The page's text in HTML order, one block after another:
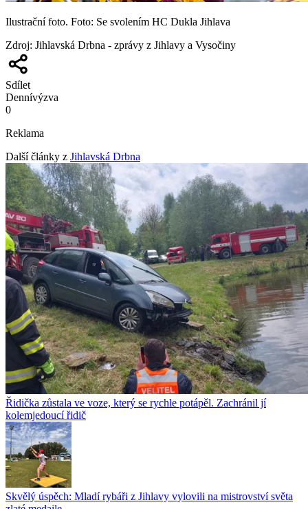
Ilustrační foto. Foto: Se svolením HC Dukla Jihlava
Zdroj: Jihlavská Drbna - zprávy z Jihlavy a Vysočiny
Sdílet
Dennívýzva
0
Reklama
Další články z Jihlavská Drbna
Řidička zůstala ve voze, který se rychle potápěl. Zachránil jí
kolemjedoucí řidič
Skvělý úspěch: Mladí rybáři z Jihlavy vylovili na mistrovství světa